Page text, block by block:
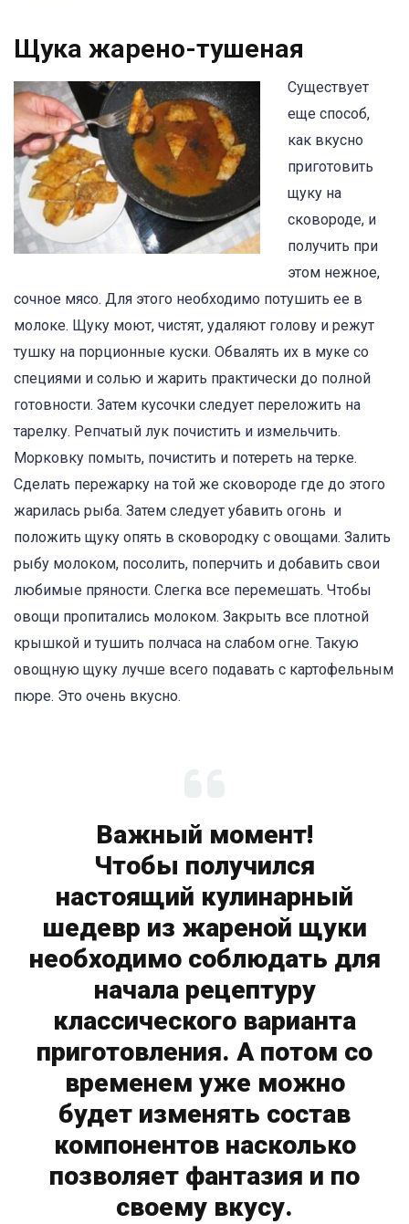
Щука жарено-тушеная
Существует
еще способ,
как вкусно
приготовить
щуку на
сковороде, и
получить при
этом нежное,
сочное мясо. Для этого необходимо потушить ее в
молоке. Щуку моют, чистят, удаляют голову и режут
тушку на порционные куски. Обвалять их в муке со
специями и солью и жарить практически до полной
готовности. Затем кусочки следует переложить на
тарелку. Репчатый лук почистить и измельчить.
Морковку помыть, почистить и потереть на терке.
Сделать пережарку на той же сковороде где до этого
жарилась рыба. Затем следует убавить огонь и
положить щуку опять в сковородку с овощами. Залить
рыбу молоком, посолить, поперчить и добавить свои
любимые пряности. Слегка все перемешать. Чтобы
овощи пропитались молоком. Закрыть все плотной
крышкой и тушить полчаса на слабом огне. Такую
овощную щуку лучше всего подавать с картофельным
пюре. Это очень вкусно.
Важный момент!
Чтобы получился
настоящий кулинарный
шедевр из жареной щуки
необходимо соблюдать для
начала рецептуру
классического варианта
приготовления. А потом со
временем уже можно
будет изменять состав
компонентов насколько
позволяет фантазия и по
своему вкусу.